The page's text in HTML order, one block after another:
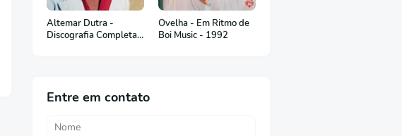
Altemar Dutra -
Discografia Completa
Ovelha - Em Ritmo de
Boi Music - 1992
Entre em contato